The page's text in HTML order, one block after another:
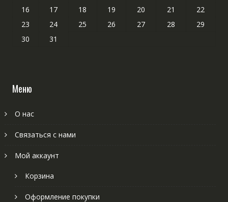
16
17 18 19 20 21
22
23
24 25 26 27 28
29
30
31
Меню
О нас
Связаться с нами
Мой аккаунт
Корзина
Оформление покупки